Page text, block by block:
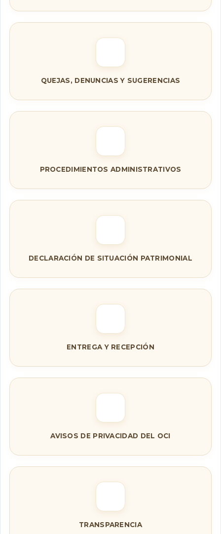
QUEJAS, DENUNCIAS Y SUGERENCIAS
PROCEDIMIENTOS ADMINISTRATIVOS
DECLARACIÓN DE SITUACIÓN PATRIMONIAL
ENTREGA Y RECEPCIÓN
AVISOS DE PRIVACIDAD DEL OCI
TRANSPARENCIA